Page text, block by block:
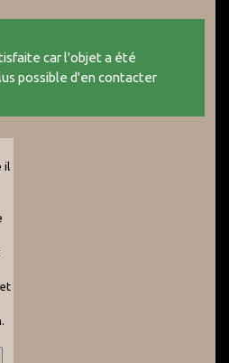
car l'objet a été
possible d'en contacter
il